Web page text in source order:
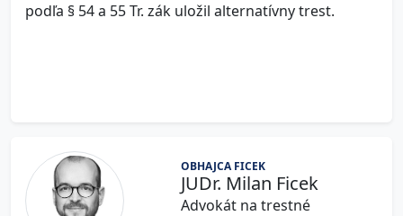
podľa § 54 a 55 Tr. zák uložil alternatívny trest.
OBHAJCA FICEK
JUDr. Milan Ficek
Advokát na trestné